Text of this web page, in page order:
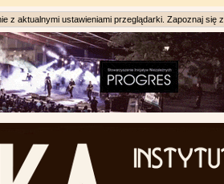
z aktualnymi ustawieniami przeglądarki. Zapoznaj się z